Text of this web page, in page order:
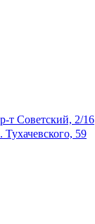
т Советский, 2/16
Тухачевского, 59